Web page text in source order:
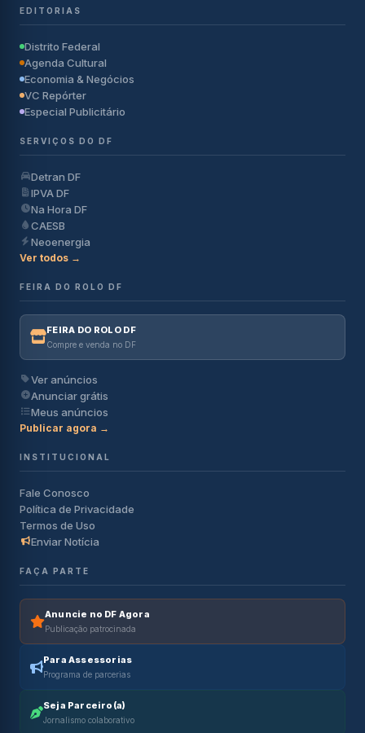
EDITORIAS
Distrito Federal
Agenda Cultural
Economia & Negócios
VC Repórter
Especial Publicitário
SERVIÇOS DO DF
Detran DF
IPVA DF
Na Hora DF
CAESB
Neoenergia
Ver todos →
FEIRA DO ROLO DF
FEIRA DO ROLO DF
Compre e venda no DF
Ver anúncios
Anunciar grátis
Meus anúncios
Publicar agora →
INSTITUCIONAL
Fale Conosco
Política de Privacidade
Termos de Uso
Enviar Notícia
FAÇA PARTE
Anuncie no DF Agora
Publicação patrocinada
Para Assessorias
Programa de parcerias
Seja Parceiro(a)
Jornalismo colaborativo